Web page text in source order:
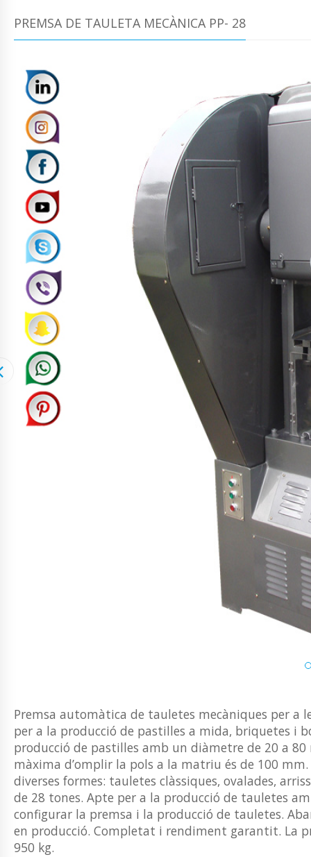
PREMSA DE TAULETA MECÀNICA PP- 28
Premsa automàtica de tauletes mecàniques per a
per a la producció de pastilles a mida, briquetes i
producció de pastilles amb un diàmetre de 20 a
màxima d’omplir la pols a la matriu és de 100
diverses formes: tauletes clàssiques, ovalades,
de 28 tones. Apte per a la producció de tauletes
configurar la premsa i la producció de tauletes.
en producció. Completat i rendiment garantit. La
950 kg.